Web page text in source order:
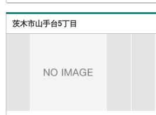
てさらに分かりやすくご説明
など短時間の物件検索も可
≫*≪*≫*≪*≫*≪
茨木市山手台5丁目